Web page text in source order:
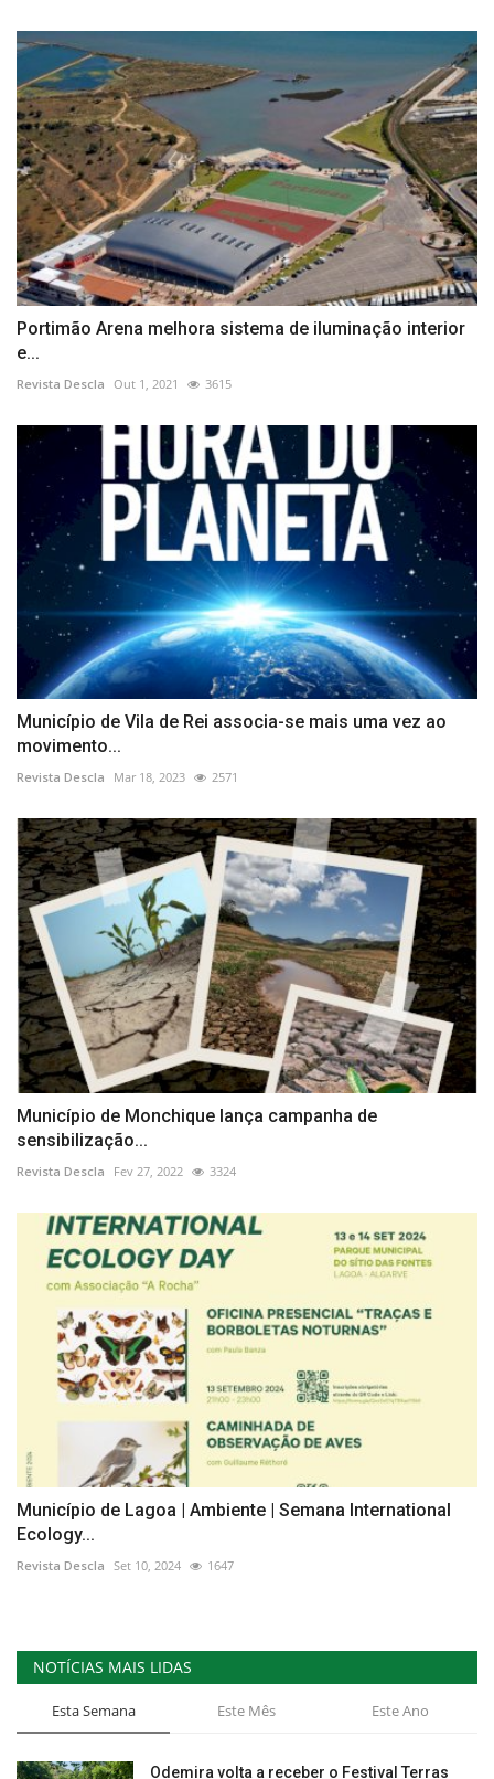
Portimão Arena melhora sistema de iluminação interior
e...
Revista Descla Out 1, 2021 3615
Município de Vila de Rei associa-se mais uma vez ao
movimento...
Revista Descla Mar 18, 2023 2571
Município de Monchique lança campanha de
sensibilização...
Revista Descla Fev 27, 2022 3324
Município de Lagoa | Ambiente | Semana International
Ecology...
Revista Descla Set 10, 2024 1647
NOTÍCIAS MAIS LIDAS
Esta Semana Este Mês Este Ano
Odemira volta a receber o Festival Terras